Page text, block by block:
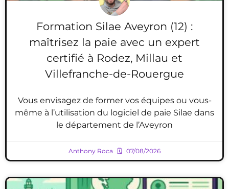
Formation Silae Aveyron (12) :
maîtrisez la paie avec un expert
certifié à Rodez, Millau et
Villefranche-de-Rouergue
Vous envisagez de former vos équipes ou vous-
même à l’utilisation du logiciel de paie Silae dans
le département de l’Aveyron
Anthony Roca 07/08/2026